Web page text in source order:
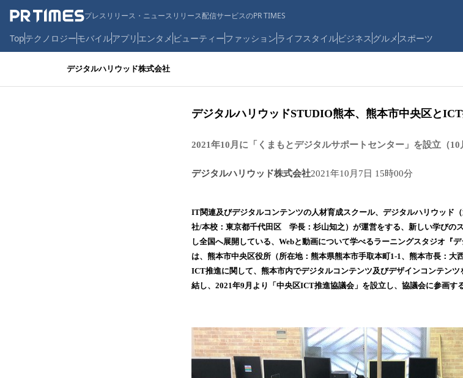
プレスリリース・ニュースリリース配信サービスのPR TIMES
Topテクノロジーモバイルアプリ エンタメ ビューティーファッションライフスタイルビジネス グルメ スポーツ
デジタルハリウッド株式会社
デジタルハリウッドSTUDIO熊本、熊本市中央区と
2021年10月に「くまもとデジタルサポートセンター」を設立（10
デジタルハリウッド株式会社2021年10月7日 15時00分
IT関連及びデジタルコンテンツの人材育成スクール、デジタルハリウッド
社/本校：東京都千代田区 学長：杉山知之）が運営をする、新しい学びの
し全国へ展開している、Webと動画について学べるラーニングスタジオ『
は、熊本市中央区役所（所在地：熊本県熊本市手取本町1-1、熊本市長：大
ICT推進に関して、熊本市内でデジタルコンテンツ及びデザインコンテン
結し、2021年9月より「中央区ICT推進協議会」を設立し、協議会に参画す